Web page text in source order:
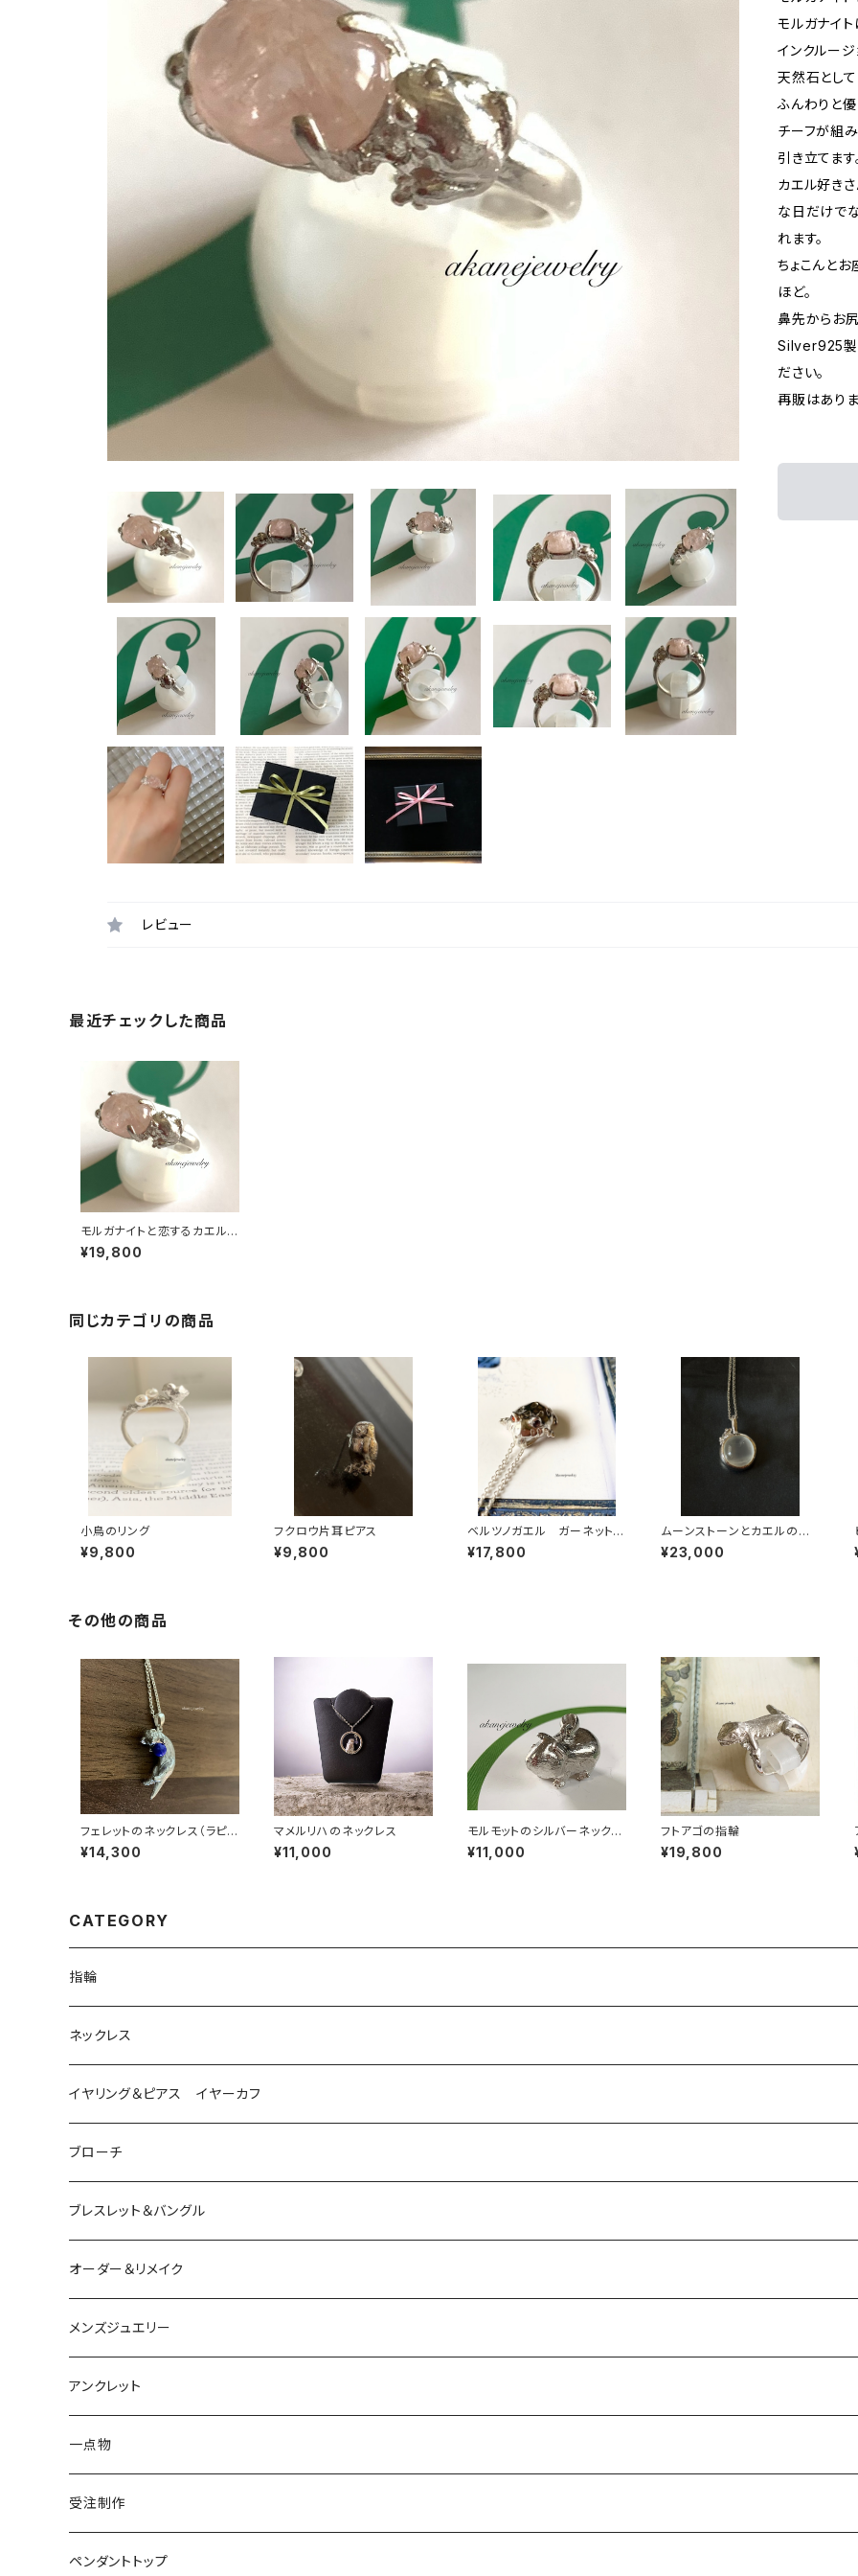
モルガナイ
インクルージ
天然石とし
ふんわりと
チーフが組
引き立てます
カエル好き
な日だけで
れます。
ちょこんと
ほど。
鼻先からお
Silver925製
ださい。
再販はありま
レビュー
最近チェックした商品
モルガナイトと恋するカエル
の指輪
¥19,800
同じカテゴリの商品
小鳥のリング
¥9,800
フクロウ片耳ピアス
¥9,800
ベルツノガエル ガーネットe
yeネックレス
¥17,800
ムーンストーンとカエルのネ
ックレス
¥23,000
その他の商品
フェレットのネックレス（ラピス
ラズリとコーラルからお選び
頂けます。
¥14,300
マメルリハのネックレス
¥11,000
モルモットのシルバーネックレ
ス
¥11,000
フトアゴの指輪
¥19,800
CATEGORY
指輪
は虫類
ダイヤモンド
ルビー
猫
カラーストーン
かえる
ルビー
サファイア
エメラルド
鳥
カラーストーン
パール
K10
カラーストーン
パール
K18
ダイヤモンド
カラーストーン
シルバー
カラーストーン
海の生き物
ムーンストーン
こうもり
ハリネズミ
ネックレス
は虫類
ダイヤモンド
ルビー
ムーンストーン
レインボームーンストーン（ラブラドライト）
うさぎ
アクアマリン
パール
ガーネット
猫
カラーストーン
かえる
アクアマリン
クォーツ
鳥
カラーストーン
シルバー
そのほかの動物
ムーンストーン
ブルートパーズ
K18
ダイヤモンド
カラーストーン
K10
ダイヤモンド
シルバー
イヤリング＆ピアス イヤーカフ
かえる
は虫類
フトアゴ
亀
K10
そのほかの動物
シルバー
ブローチ
ブレスレット＆バングル
シルバー
オーダー＆リメイク
メンズジュエリー
アンクレット
シルバー
一点物
受注制作
ペンダントトップ